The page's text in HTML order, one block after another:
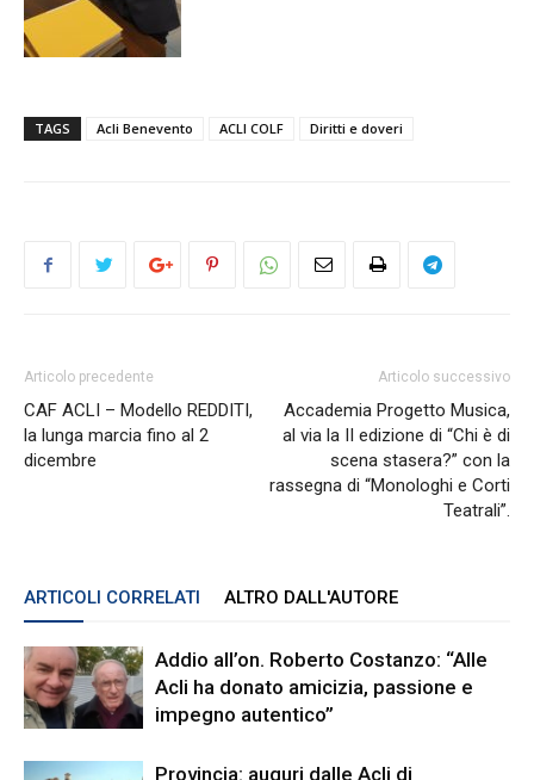
TAGS Acli Benevento ACLI COLF Diritti e doveri
Articolo precedente
CAF ACLI – Modello REDDITI,
la lunga marcia fino al 2
dicembre
Articolo successivo
Accademia Progetto Musica,
al via la II edizione di “Chi è di
scena stasera?” con la
rassegna di “Monologhi e Corti
Teatrali”.
ARTICOLI CORRELATI ALTRO DALL'AUTORE
Addio all’on. Roberto Costanzo: “Alle
Acli ha donato amicizia, passione e
impegno autentico”
Provincia: auguri dalle Acli di